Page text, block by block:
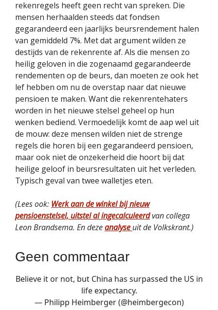
rekenregels heeft geen recht van spreken. Die
mensen herhaalden steeds dat fondsen
gegarandeerd een jaarlijks beursrendement halen
van gemiddeld 7%. Met dat argument wilden ze
destijds van de rekenrente af. Als die mensen zo
heilig geloven in die zogenaamd gegarandeerde
rendementen op de beurs, dan moeten ze ook het
lef hebben om nu de overstap naar dat nieuwe
pensioen te maken. Want die rekenrentehaters
worden in het nieuwe stelsel geheel op hun
wenken bediend. Vermoedelijk komt de aap wel uit
de mouw: deze mensen wilden niet de strenge
regels die horen bij een gegarandeerd pensioen,
maar ook niet de onzekerheid die hoort bij dat
heilige geloof in beursresultaten uit het verleden.
Typisch geval van twee walletjes eten.
(Lees ook: Werk aan de winkel bij nieuw
pensioenstelsel, uitstel al ingecalculeerdvan collega
Leon Brandsema. En dezeanalyse uit de Volkskrant.)
Geen commentaar
Believe it or not, but China has surpassed the US in
life expectancy.
— Philipp Heimberger (@heimbergecon)